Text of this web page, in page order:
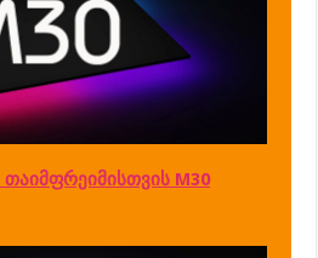
თაიმფრეიმისთვის M30